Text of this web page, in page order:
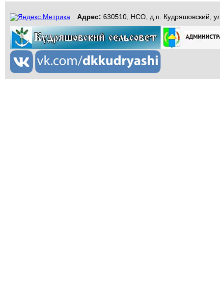
Адрес: 630510, НСО, д.п. Кудряшовский,